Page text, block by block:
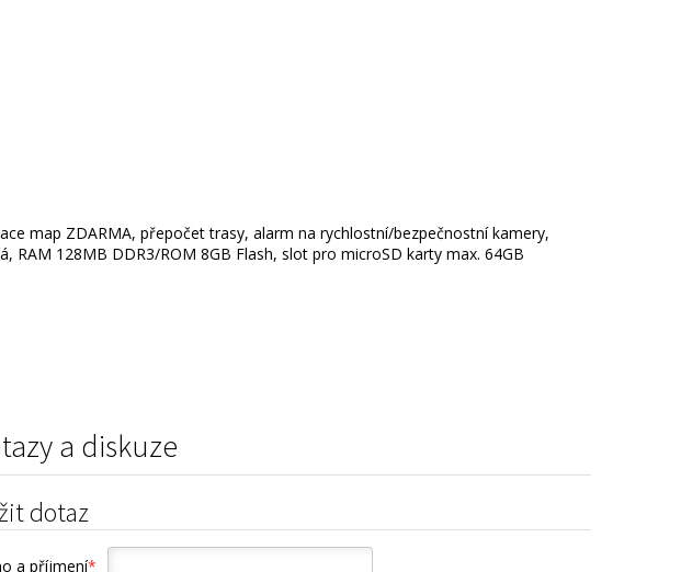
map ZDARMA, přepočet trasy, alarm na rychlostní/bezpečnostní kamery,
128MB DDR3/ROM 8GB Flash, slot pro microSD karty max. 64GB
a diskuze
dotaz
a příjmení*